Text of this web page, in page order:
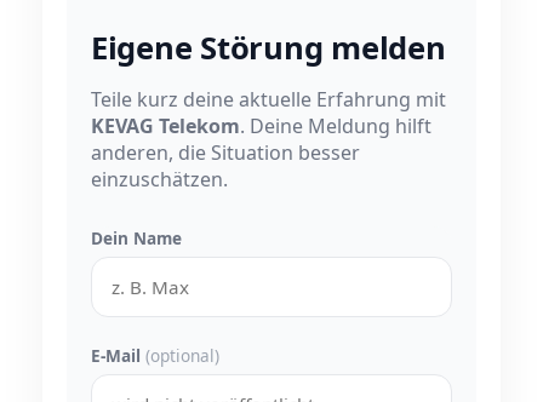
Eigene Störung melden
Teile kurz deine aktuelle Erfahrung mit
KEVAG Telekom. Deine Meldung hilft
anderen, die Situation besser
einzuschätzen.
Dein Name
E-Mail (optional)